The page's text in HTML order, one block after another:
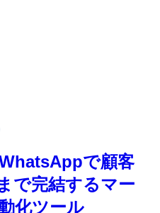
で顧客
で完結するマー
化ツール